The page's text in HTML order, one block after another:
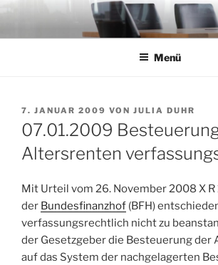
Zum
springen
Menü
VERÖFFENTLICHT
AM
7. JANUAR 2009 VON JULIA DUHR
07.01.2009
Altersrenten
Mit Urteil vom 26. November 2008 X
der Bundesfinanzhof (BFH)
verfassungsrechtlich nicht zu
der Gesetzgeber die Besteuerung der
auf das System der nachgelagerten